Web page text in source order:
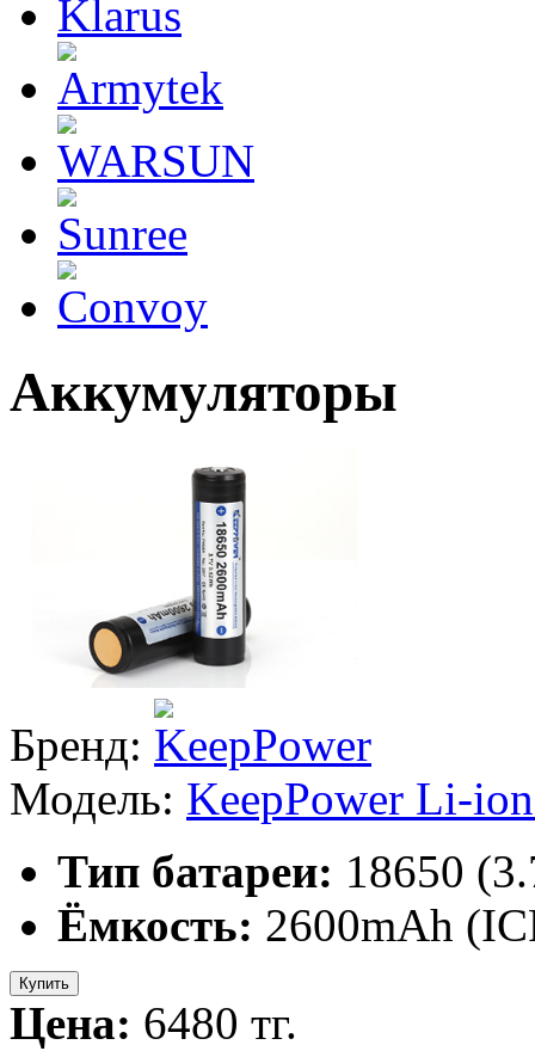
Аккумуляторы
Бренд:
Модель: KeepPower Li-
Тип батареи: 18650
Ёмкость: 2600mAh
Купить
Цена: 6480 тг.